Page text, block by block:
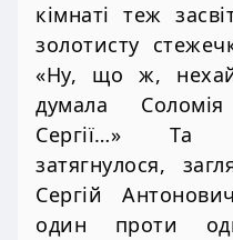
кімнаті теж
золотисту
«Ну, що ж,
думала
Сергії…» Та
затягнулося,
Сергій
один проти